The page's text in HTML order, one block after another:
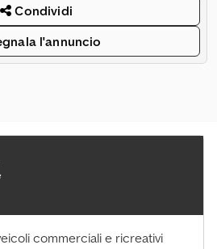
Condividi
l'annuncio
commerciali e ricreativi